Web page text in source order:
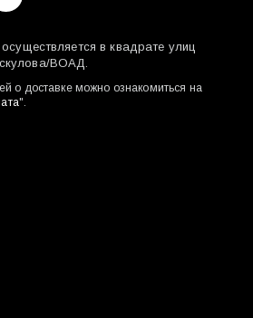
в квадрате улиц
ВОАД.
о доставке можно ознакомиться на
".